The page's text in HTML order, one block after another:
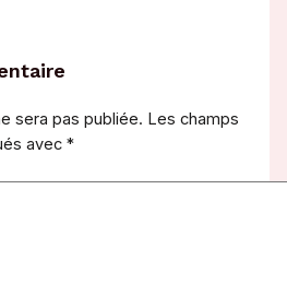
sera pas publiée. Les champs
avec*